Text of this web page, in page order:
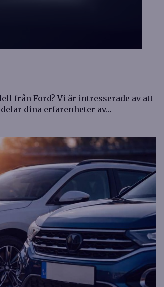
från Ford? Vi är intresserade av att
dina erfarenheter av…